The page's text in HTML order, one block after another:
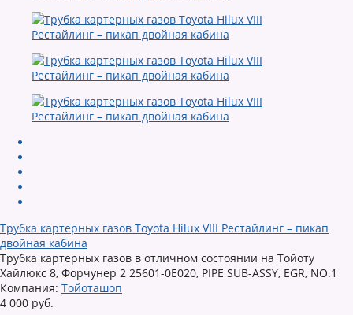
Трубка картерных газов Toyota Hilux VIII Рестайлинг – пикап
двойная кабина
Трубка картерных газов в отличном состоянии на Тойоту
Хайлюкс 8, Форчунер 2 25601-0E020, PIPE SUB-ASSY, EGR, NO.1
Компания: Тойоташоп
4 000 руб.